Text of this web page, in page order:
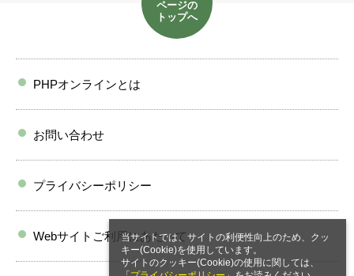
当サイトでは、サイトの利便性向上のため、クッ
キー(Cookie)を使用しています。
サイトのクッキー(Cookie)の使用に関しては、
ページの
トップへ
PHPオンラインとは
お問い合わせ
プライバシーポリシー
Webサイトご利用にあたって